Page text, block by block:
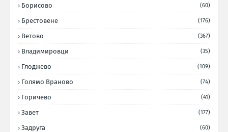
Борисово (60)
Брестовене (176)
Ветово (367)
Владимировци (35)
Глоджево (109)
Голямо Враново (74)
Горичево (41)
Завет (177)
Задруга (60)